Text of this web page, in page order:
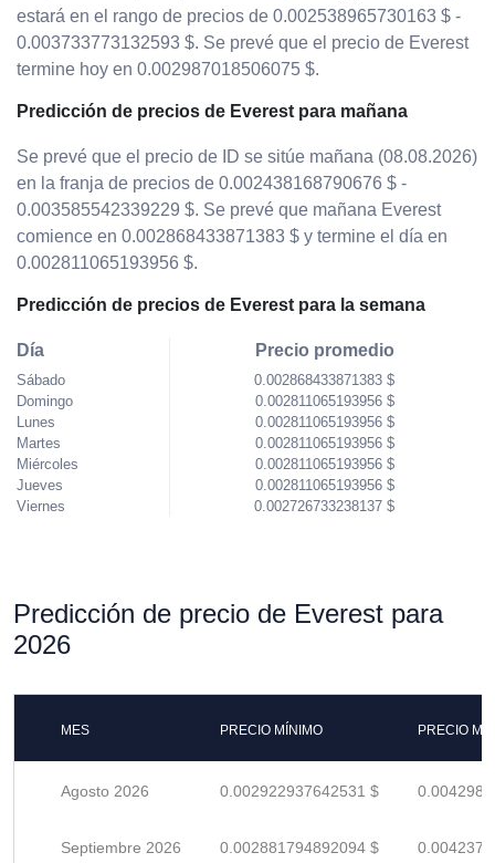
estará en el rango de precios de 0.002538965730163 $ -
0.003733773132593 $. Se prevé que el precio de Everest
termine hoy en 0.002987018506075 $.
Predicción de precios de Everest para mañana
Se prevé que el precio de ID se sitúe mañana (08.08.2026)
en la franja de precios de 0.002438168790676 $ -
0.003585542339229 $. Se prevé que mañana Everest
comience en 0.002868433871383 $ y termine el día en
0.002811065193956 $.
Predicción de precios de Everest para la semana
Día
Sábado
Domingo
Lunes
Martes
Miércoles
Jueves
Viernes
Precio promedio
0.002868433871383 $
0.002811065193956 $
0.002811065193956 $
0.002811065193956 $
0.002811065193956 $
0.002811065193956 $
0.002726733238137 $
Predicción de precio de Everest para
2026
MES PRECIO MÍNIMO PRECIO
Agosto 2026 0.002922937642531 $
Septiembre 2026 0.002881794892094 $